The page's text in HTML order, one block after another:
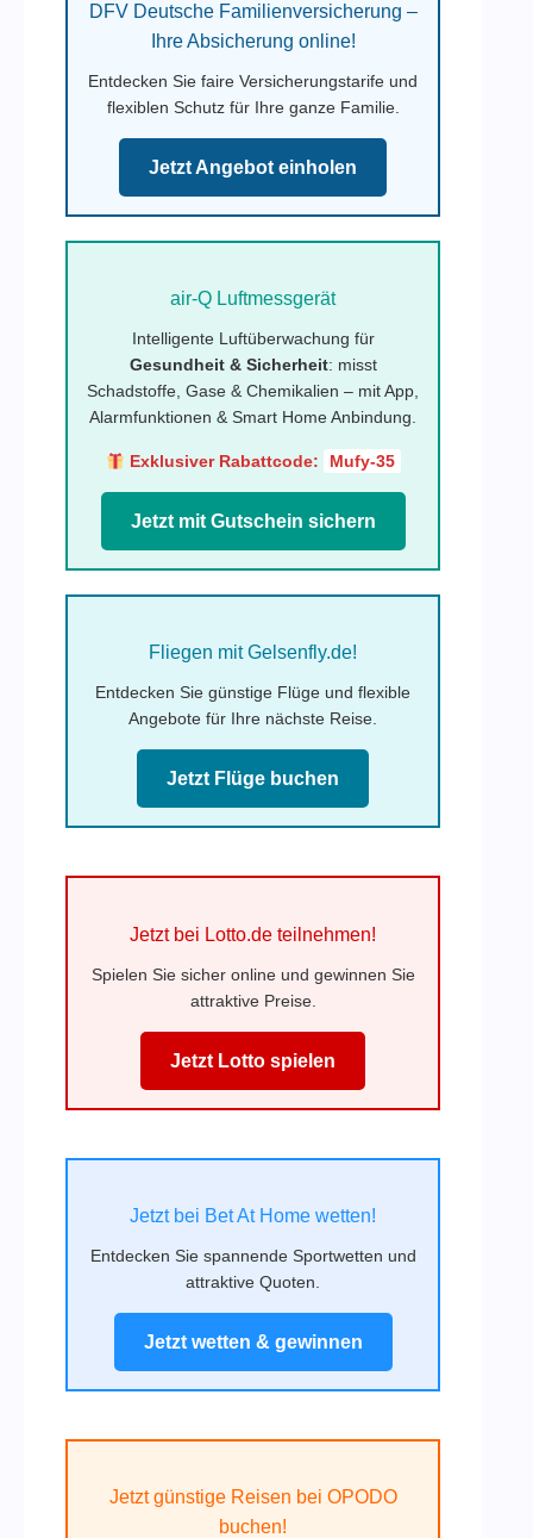
DFV Deutsche Familienversicherung –
Ihre Absicherung online!
Entdecken Sie faire Versicherungstarife und
flexiblen Schutz für Ihre ganze Familie.
Jetzt Angebot einholen
air-Q Luftmessgerät
Intelligente Luftüberwachung für
Gesundheit & Sicherheit: misst
Schadstoffe, Gase & Chemikalien – mit App,
Alarmfunktionen & Smart Home Anbindung.
Exklusiver Rabattcode: Mufy-35
Jetzt mit Gutschein sichern
Fliegen mit Gelsenfly.de!
Entdecken Sie günstige Flüge und flexible
Angebote für Ihre nächste Reise.
Jetzt Flüge buchen
Jetzt bei Lotto.de teilnehmen!
Spielen Sie sicher online und gewinnen Sie
attraktive Preise.
Jetzt Lotto spielen
Jetzt bei Bet At Home wetten!
Entdecken Sie spannende Sportwetten und
attraktive Quoten.
Jetzt wetten & gewinnen
Jetzt günstige Reisen bei OPODO
buchen!